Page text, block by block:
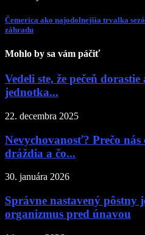
Čemerica ako najodolnejšia trvalka
záhradu
Mohlo by sa vám páčiť
Vedeli ste, že pečeň
jednotka...
22. decembra 2025
Nevychovanosť? Prečo
dráždia a čo...
30. januára 2026
Správne nastavený pôstny
organizmus pred únavou